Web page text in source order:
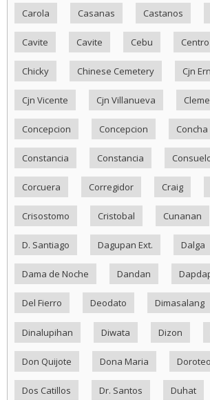
Carola Casanas Castanos
Cavite Cavite Cebu Centro
Chicky Chinese Cemetery Cjn
Cjn Vicente Cjn Villanueva
Concepcion Concepcion Concha
Constancia Constancia
Corcuera Corregidor Craig
Crisostomo Cristobal Cunanan
D. Santiago Dagupan Ext. Dalga
Dama de Noche Dandan
Del Fierro Deodato Dimasalang
Dinalupihan Diwata Dizon
Don Quijote Dona Maria
Dos Catillos Dr. Santos Duhat